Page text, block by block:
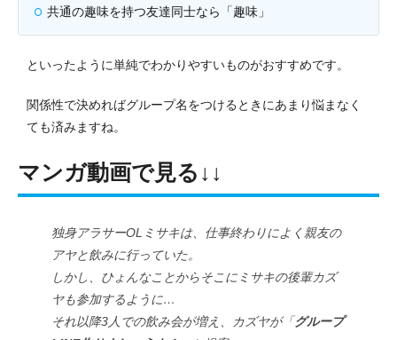
共通の趣味を持つ友達同士なら「趣味」
といったように単純でわかりやすいものがおすすめです。
関係性で決めればグループ名をつけるときにあまり悩まなく
ても済みますね。
マンガ動画で見る↓↓
独身アラサーOLミサキは、仕事終わりによく親友の
アヤと飲みに行っていた。
しかし、ひょんなことからそこにミサキの後輩カズ
ヤも参加するように…
それ以降3人での飲み会が増え、カズヤが「グループ